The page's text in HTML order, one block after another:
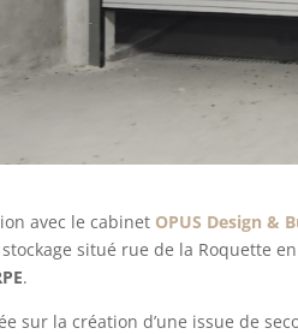
avec le cabinet OPUS Design &
situé rue de la Roquette
.
sur la création d’une issue de